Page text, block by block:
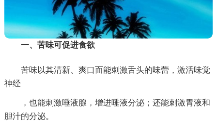
一、苦味可促进食欲
苦味以其清新、爽口而能刺激舌头的味蕾，激活味觉
神经
，也能刺激唾液腺，增进唾液分泌；还能刺激胃液和
胆汁的分泌。